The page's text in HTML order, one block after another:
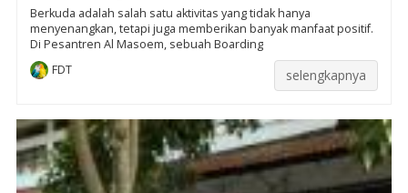
Berkuda adalah salah satu aktivitas yang tidak hanya
menyenangkan, tetapi juga memberikan banyak manfaat positif.
Di Pesantren Al Masoem, sebuah Boarding
FDT
selengkapnya